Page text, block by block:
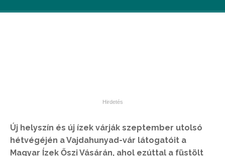
Új helyszín és új ízek várják szeptember utolsó
hétvégéjén a Vajdahunyad-vár látogatóit a
Magyar Ízek Őszi Vásárán, ahol ezúttal a füstölt